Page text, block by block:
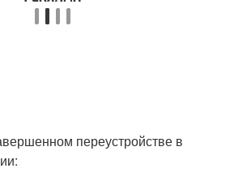
переустройстве в